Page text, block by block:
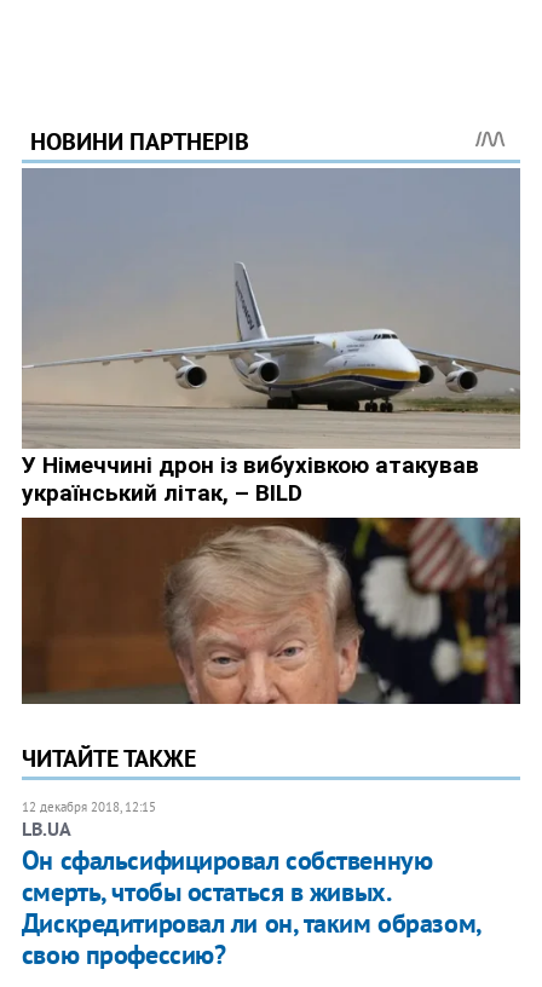
ЧИТАЙТЕ ТАКЖЕ
12 декабря 2018, 12:15
LB.UA
Он сфальсифицировал собственную
смерть, чтобы остаться в живых.
Дискредитировал ли он, таким образом,
свою профессию?